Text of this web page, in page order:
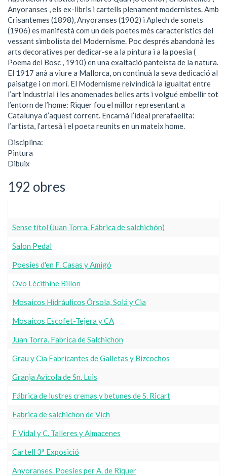
Anyoranses , els ex-libris i cartells plenament modernistes. Amb
Crisantemes (1898), Anyoranses (1902) i Aplech de sonets
(1906) es manifestà com un dels poetes més característics del
vessant simbolista del Modernisme. Poc després abandonà les
arts decoratives per dedicar-se a la pintura i a la poesia (
Poema del Bosc , 1910) en una exaltació panteista de la natura.
El 1917 anà a viure a Mallorca, on continuà la seva dedicació al
paisatge i on morí. El Modernisme reivindicà la igualtat entre
l’art industrial i les anomenades belles arts i volgué embellir tot
l’entorn de l’home: Riquer fou el millor representant a
Catalunya d’aquest corrent. Encarnà l’ideal prerafaelita:
l’artista, l’artesà i el poeta reunits en un mateix home.
Disciplina:
Pintura
Dibuix
192 obres
Sense títol (Juan Torra. Fábrica de salchichón)
Salon Pedal
Poesies d'en F. Casas y Amigó
Ovo Lécithine Billon
Mosaicos Hidráulicos Órsola, Solá y Cia
Mosaicos Escofet-Tejera y CA
Juan Torra. Fabrica de Salchichon
Grau y Cia Fabricantes de Galletas y Bizcochos
Granja Avicola de Sn. Luis
Fábrica de lustres cremas y betunes de S. Ricart
Fabrica de salchichon de Vich
F Vidal y C. Talleres y Almacenes
Cartell 3ª Exposició
Anyoranses. Poesies per A. de Riquer